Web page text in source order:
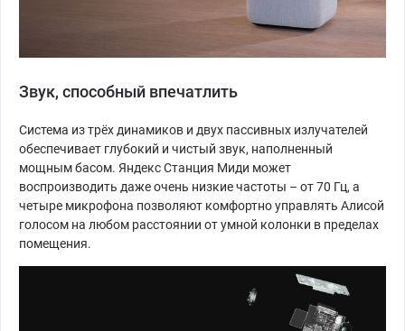
Звук, способный впечатлить
Система из трёх динамиков и двух пассивных излучателей
обеспечивает глубокий и чистый звук, наполненный
мощным басом. Яндекс Станция Миди может
воспроизводить даже очень низкие частоты – от 70 Гц, а
четыре микрофона позволяют комфортно управлять Алисой
голосом на любом расстоянии от умной колонки в пределах
помещения.